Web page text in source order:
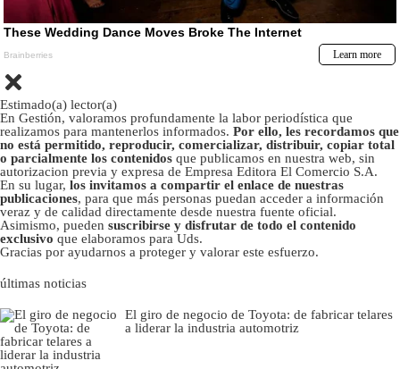
Estimado(a) lector(a)
En Gestión, valoramos profundamente la labor periodística que
realizamos para mantenerlos informados. Por ello, les recordamos que
no está permitido, reproducir, comercializar, distribuir, copiar total
o parcialmente los contenidos que publicamos en nuestra web, sin
autorizacion previa y expresa de Empresa Editora El Comercio S.A.
En su lugar, los invitamos a compartir el enlace de nuestras
publicaciones, para que más personas puedan acceder a información
veraz y de calidad directamente desde nuestra fuente oficial.
Asimismo, pueden suscribirse y disfrutar de todo el contenido
exclusivo que elaboramos para Uds.
Gracias por ayudarnos a proteger y valorar este esfuerzo.
últimas noticias
El giro de negocio de Toyota: de fabricar telares
a liderar la industria automotriz